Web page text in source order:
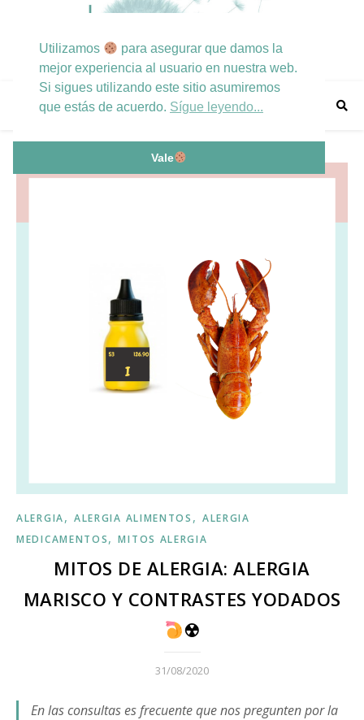
ALERGIA, ALERGIA ALIMENTOS , ALERGIA
MEDICAMENTOS,MITOS ALERGIA
MITOS DE ALERGIA: ALERGIA
MARISCO Y CONTRASTES YODADOS
☢
31/08/2020
En las consultas es frecuente que nos pregunten por la
Utilizamos
para asegurar que damos la
mejor experiencia al usuario en nuestra web.
Si sigues utilizando este sitio asumiremos
que estás de acuerdo. Sígue leyendo...
Vale